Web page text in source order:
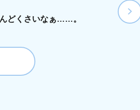
どくさいなぁ……。